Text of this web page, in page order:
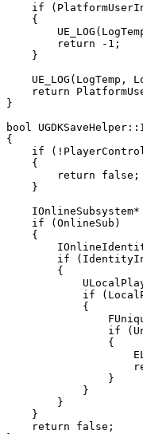
if
    {
        return -1;
    }
UE_LOG(LogTemp,
return
}
bool
{
if
    {
        return false;
    }
    if (OnlineSub)
    {
if
        {
if
            {
if
                {
                }
            }
        }
    }
    return false;